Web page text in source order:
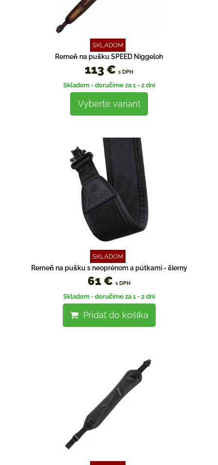
SKLADOM
Remeň na pušku SPEED Niggeloh
113 € s DPH
Skladom - doručíme za 1 - 2 dni
Vyberte variant
SKLADOM
Remeň na pušku s neoprénom a pútkami - čierny
61 € s DPH
Skladom - doručíme za 1 - 2 dni
Pridať do košíka